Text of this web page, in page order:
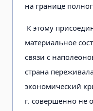
на границе
К этому
материальное
связи с
страна
экономический
г. совершенно не